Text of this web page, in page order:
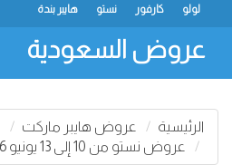
هايبر بندة نستو كارفور لولو
عروض السعودية
الرئيسية عروض هايبر ماركت
عروض نستو من 10 إلى 13 يونيو 2026